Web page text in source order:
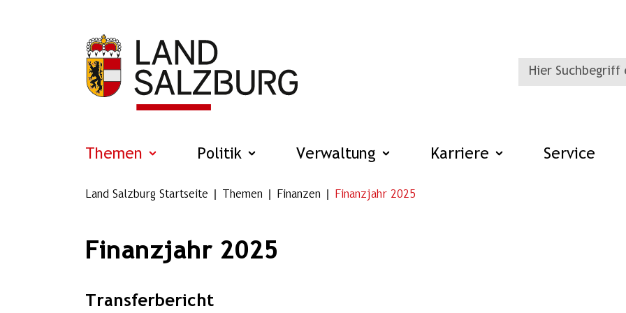
Themen Politik Verwaltung Karriere Service
Land Salzburg Startseite Themen Finanzen Finanzjahr 2025
Finanzjahr 2025
Transferbericht